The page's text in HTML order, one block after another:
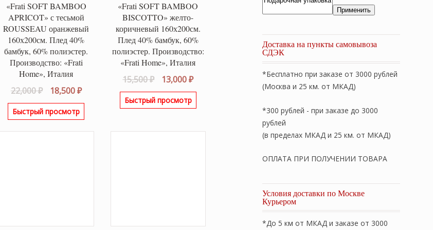
«Frati SOFT BAMBOO
APRICOT» с тесьмой
ROUSSEAU оранжевый
160х200см. Плед 40%
бамбук, 60% полиэстер.
Производство: «Frati
Home», Италия
22,000₽
Первоначальная
цена
составляла
18,500₽Текущая
цена:
Быстрый просмотр
«Frati SOFT BAMBOO
BISCOTTO» желто-
коричневый 160х200см.
Плед 40% бамбук, 60%
полиэстер. Производство:
«Frati Home», Италия
15,500₽
Первоначальная
цена
составляла
13,000₽Текущая
цена:
Быстрый просмотр
Применить
Доставка на пункты самовывоза
СДЭК
*Бесплатно при заказе от 3000 рублей
(Москва и 25 км. от МКАД)
*300 рублей - при заказе до 3000
рублей
(в пределах МКАД и 25 км. от МКАД)
ОПЛАТА ПРИ ПОЛУЧЕНИИ ТОВАРА
Условия доставки по Москве
Курьером
*До 5 км от МКАД и заказе от 3000